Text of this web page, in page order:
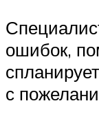
ошибок,
с